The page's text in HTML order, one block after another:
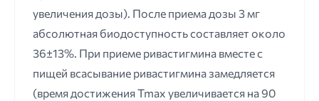
увеличения дозы). После приема дозы 3 мг
абсолютная биодоступность составляет около
36±13%. При приеме ривастигмина вместе с
пищей всасывание ривастигмина замедляется
(время достижения Tmax увеличивается на 90